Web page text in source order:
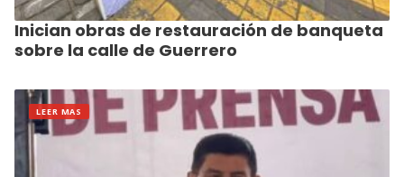
Inician obras de restauración de banqueta
sobre la calle de Guerrero
LEER MAS